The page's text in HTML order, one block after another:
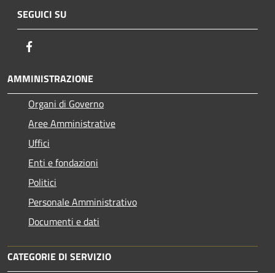
SEGUICI SU
AMMINISTRAZIONE
Organi di Governo
Aree Amministrative
Uffici
Enti e fondazioni
Politici
Personale Amministrativo
Documenti e dati
CATEGORIE DI SERVIZIO